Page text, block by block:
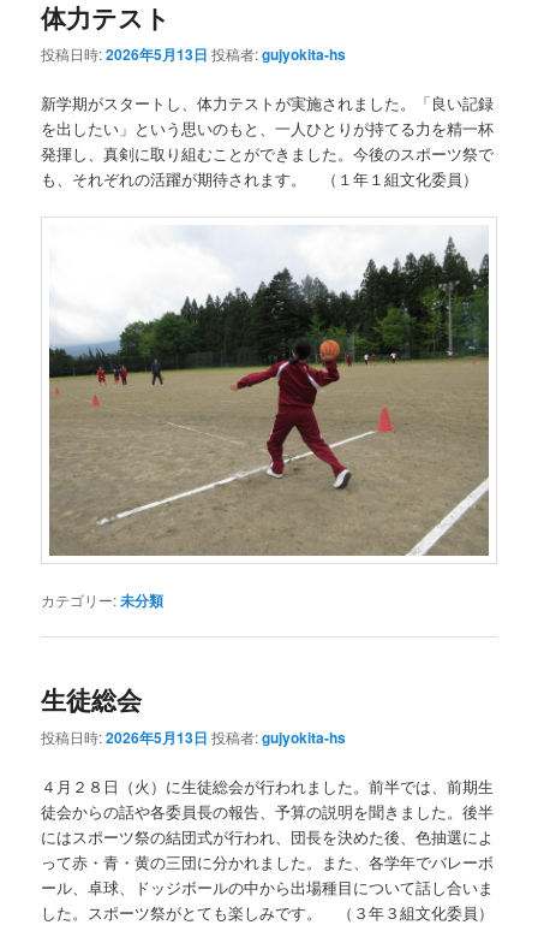
体力テスト
投稿日時:2026年5月13日 投稿者:gujyokita-hs
新学期がスタートし、体力テストが実施されました。「良い記録
を出したい」という思いのもと、一人ひとりが持てる力を精一杯
発揮し、真剣に取り組むことができました。今後のスポーツ祭で
も、それぞれの活躍が期待されます。 （１年１組文化委員）
カテゴリー:未分類
生徒総会
投稿日時:2026年5月13日 投稿者:gujyokita-hs
４月２８日（火）に生徒総会が行われました。前半では、前期生
徒会からの話や各委員長の報告、予算の説明を聞きました。後半
にはスポーツ祭の結団式が行われ、団長を決めた後、色抽選によ
って赤・青・黄の三団に分かれました。また、各学年でバレーボ
ール、卓球、ドッジボールの中から出場種目について話し合いま
した。スポーツ祭がとても楽しみです。 （３年３組文化委員）